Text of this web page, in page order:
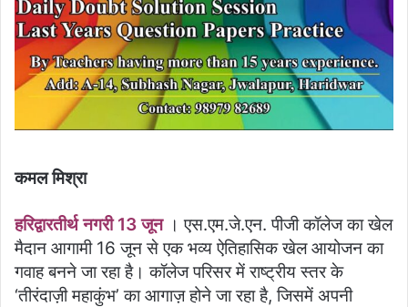
कमल मिश्रा
हरिद्वारतीर्थ नगरी 13 जून । एस.एम.जे.एन. पीजी कॉलेज का खेल
मैदान आगामी 16 जून से एक भव्य ऐतिहासिक खेल आयोजन का
गवाह बनने जा रहा है। कॉलेज परिसर में राष्ट्रीय स्तर के
‘तीरंदाज़ी महाकुंभ’ का आगाज़ होने जा रहा है, जिसमें अपनी